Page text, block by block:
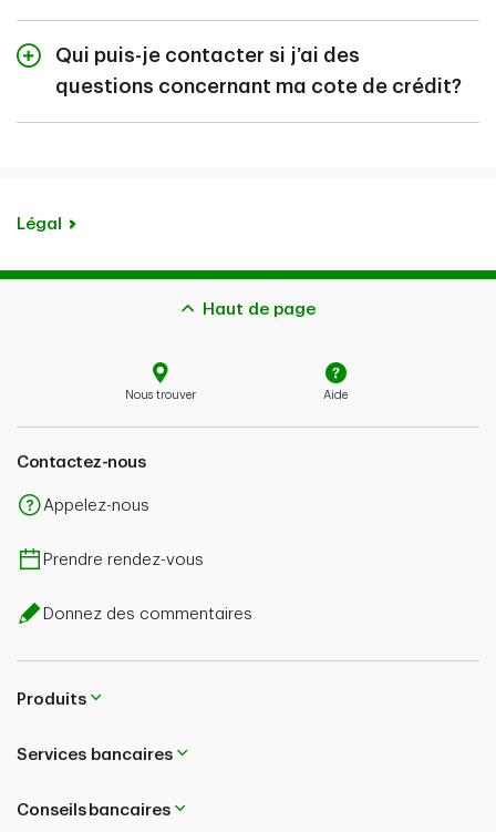
P.O. Box 338, LCD1
Hamilton Ontario
L8L 7W2
Pour annuler votre inscription, veuillez contacter
TransUnion par téléphone au
1-888-752-9182
Qui puis-je contacter si j’ai des
questions concernant ma cote de crédit?
Pour toutes questions, veuillez contacter TransUnion
Légal
Haut de page
Nous trouver Aide
Contactez-nous
Appelez-nous
Prendre rendez-vous
Donnez des commentaires
Produits
Services bancaires
Conseils bancaires